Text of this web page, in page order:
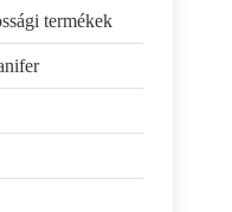
termékek